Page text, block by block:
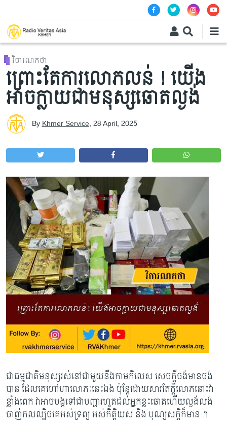
វិចារណកថា
ព្រោះតែការលោភលន់ ! យើង
អាចក្លាយជាមនុស្សឆោតល្ងង់
ByKhmer Service, 28 April, 2025
ជាធម្មជាតិមនុស្សរស់នៅជាមួយនឹងកាមកិលេស សេចក្តីចង់មានចង់
បាន ដែលគេហៅហាលោភៈនេះឯង ប៉ុន្តែដោយសារតែក្តីលោភនោះវា
ខ្លាំងពេក វាអាចបង្កទៅជាបញ្ហារហូតដល់អ្នកខ្លះឆោតហើយល្ងង់លង់
ចាញ់កលល្បិចគេអស់ទ្រព្យ អស់កិត្តិយស និង បុណ្យសក្តិក៏មាន ។​